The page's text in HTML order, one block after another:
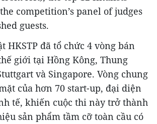
HKSTP đã tổ chức 4 vòng bán
giới tại Hồng Kông, Thung
và Singapore. Vòng chung
của hơn 70 start-up, đại diện
tế, khiến cuộc thi này trở thành
sản phẩm tầm cỡ toàn cầu có